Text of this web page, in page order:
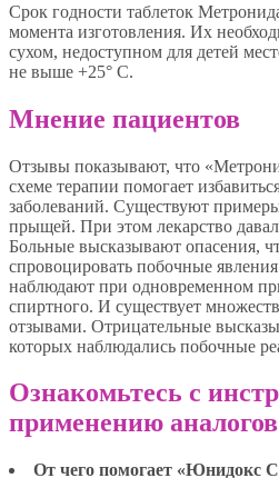
Срок годности таблеток
момента изготовления. Их
сухом, недоступном для детей
не выше +25° С.
Мнение пациентов
Отзывы показывают, что
схеме терапии помогает
заболеваний. Существуют
прыщей. При этом лекарство
Больные высказывают опасения,
спровоцировать побочные
наблюдают при одновременном
спиртного. И существует
отзывами. Отрицательные
которых наблюдались побочные
Ознакомьтесь с
применению
От чего помогает «Юнидокс